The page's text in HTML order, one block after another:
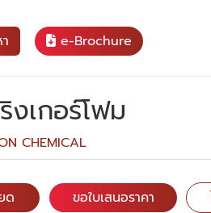
e-Brochure
งเกอร์โฟม
CHEMICAL
ด ขอใบเสนอราคา